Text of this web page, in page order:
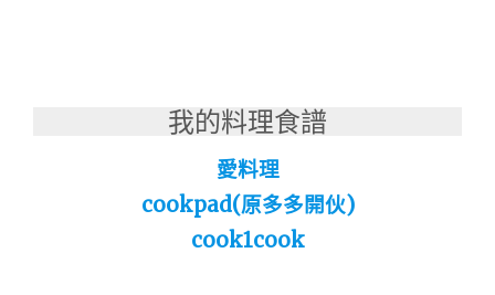
我的料理食譜
愛料理
cookpad(原多多開伙)
cook1cook